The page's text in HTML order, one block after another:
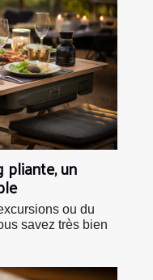
pliante, un
ou du
savez très bien